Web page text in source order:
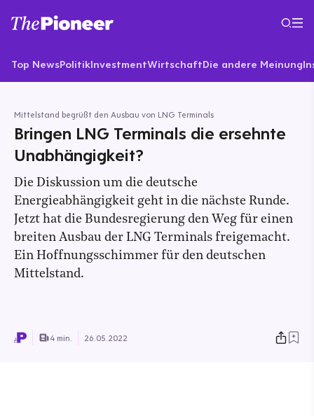
Top NewsPolitikInvestmentWirtschaftDie andere Meinung
Mittelstand begrüßt den Ausbau von LNG Terminals
Bringen LNG Terminals die ersehnte
Unabhängigkeit?
Die Diskussion um die deutsche
Energieabhängigkeit geht in die nächste Runde.
Jetzt hat die Bundesregierung den Weg für einen
breiten Ausbau der LNG Terminals freigemacht.
Ein Hoffnungsschimmer für den deutschen
Mittelstand.
4 min. 26.05.2022